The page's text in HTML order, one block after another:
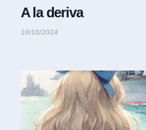
A la deriva
10/10/2024